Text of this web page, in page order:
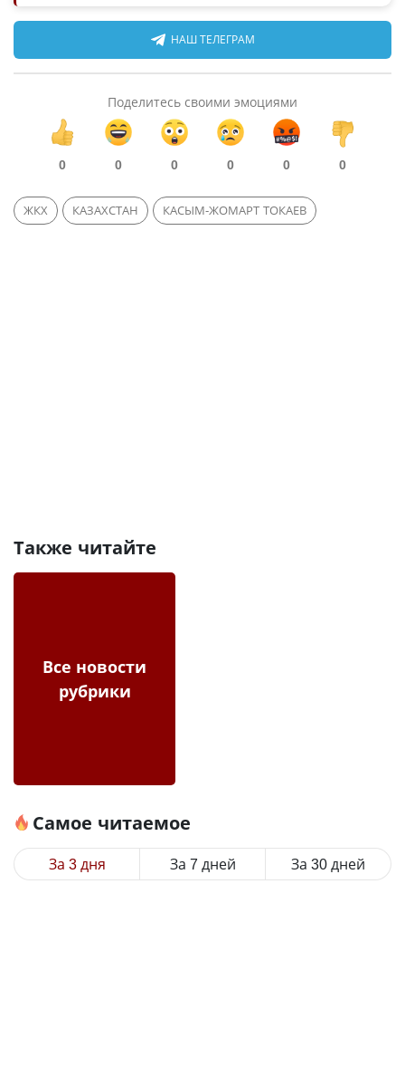
НАШ ТЕЛЕГРАМ
Поделитесь своими эмоциями
0 0 0 0 0 0
ЖКХ КАЗАХСТАН КАСЫМ-ЖОМАРТ ТОКАЕВ
Также читайте
Все новости
рубрики
Самое читаемое
За 3 дня За 7 дней За 30 дней